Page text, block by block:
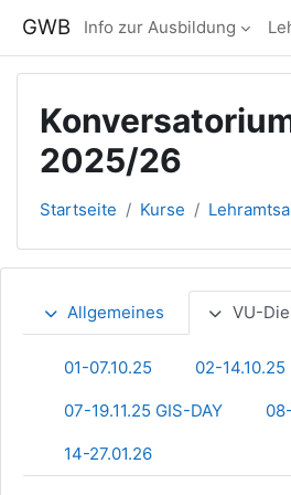
GWB Info zur Ausbildung
2025/26
Startseite Kurse
Allgemeines VU-
01-07.10.25 02-14.10.25
07-19.11.25 GIS-DAY
14-27.01.26